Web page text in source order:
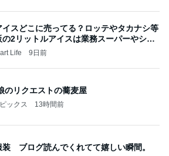
イスどこに売ってる？ロッテやタカナシ等
の2リットルアイスは業務スーパーやシャ
Life 9日前
のリクエストの蕎麦屋
ックス 13時間前
装 ブログ読んでくれてて嬉しい瞬間。